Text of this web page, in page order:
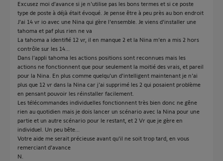
Excusez moi d'avance si je n'utilise pas les bons termes et si ce poste
type de poste à déjà était évoqué. Je pense être à peu près au bon endroit
J'ai 14 vr io avec une Nina qui gère l'ensemble. Je viens d'installer une
tahoma et paf plus rien ne va
La tahoma a identifié 12 vr, il en manque 2 et la Nina m'en a mis 2 hors
contrôle sur les 14...
Dans l'appli tahoma les actions positions sont reconnues mais les
actions ne fonctionnent que pour seulement la moitié des vrais, et pareil
pour la Nina. En plus comme quelqu'un d'intelligent maintenant je n'ai
plus que 12 vr dans la Nina car j'ai supprimé les 2 qui posaient problème
en pensant pouvoir les réinstaller facilement.
Les télécommandes individuelles fonctionnent très bien donc ne gêne
rien au quotidien mais je dois lancer un scénario avec la Nina pour une
partie et un autre scénario pour le restant, et 2 Vr que je gère en
individuel. Un peu bête...
Votre aide me serait précieuse avant qu'il ne soit trop tard, en vous
remerciant d'avance
N.